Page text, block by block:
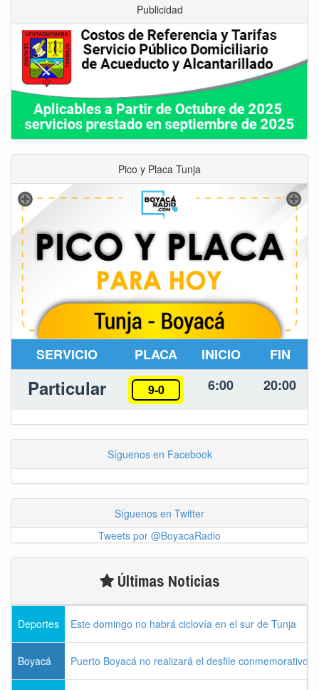
Publicidad
Pico y Placa Tunja
SERVICIO PLACA INICIO FIN
Particular 9-0 6:00 20:00
Síguenos en Facebook
Síguenos en Twitter
Tweets por @BoyacaRadio
Últimas Noticias
Deportes Este domingo no habrá ciclovía en el sur de Tunja
Boyacá Puerto Boyacá no realizará el desfile conmemorativo